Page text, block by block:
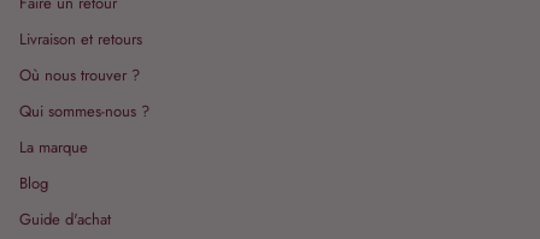
Livraison et retours
Où nous trouver ?
Qui sommes-nous ?
La marque
Blog
Guide d'achat